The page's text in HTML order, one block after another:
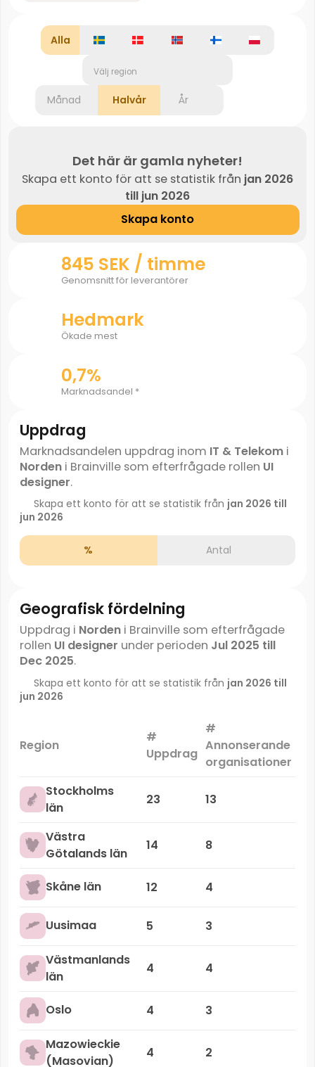
Alla
Välj region
Månad Halvår År
Det här är gamla nyheter!
Skapa ett konto för att se statistik från jan 2026
till jun 2026
Skapa konto
845 SEK / timme
Genomsnitt för leverantörer
Hedmark
Ökade mest
0,7%
Marknadsandel *
Uppdrag
Marknadsandelen uppdrag inom IT & Telekomi
Nordeni Brainville som efterfrågade rollen UI
designer.
Skapa ett konto för att se statistik från jan 2026 till
jun 2026
% Antal
Geografisk fördelning
Uppdrag i Nordeni Brainville som efterfrågade
rollen UI designer under perioden Jul 2025 till
Dec 2025.
Skapa ett konto för att se statistik från jan 2026 till
jun 2026
Region
#
Uppdrag
#
Annonserande
organisationer
Stockholms
län
23 13
Västra
Götalands län
14 8
Skåne län 12 4
Uusimaa 5 3
Västmanlands
län
4 4
Oslo 4 3
Mazowieckie
(Masovian)
4 2